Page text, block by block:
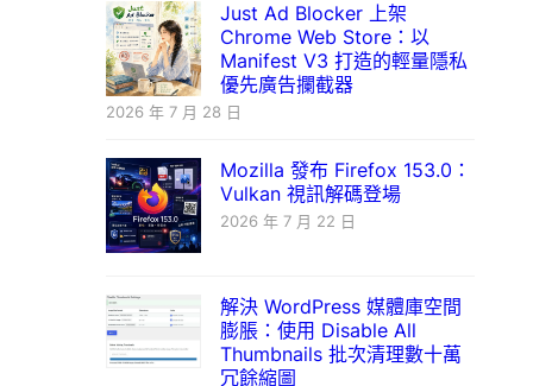
Just Ad Blocker 上架
Chrome Web Store：以
Manifest V3 打造的輕量隱私
優先廣告攔截器
2026 年 7 月 28 日
Mozilla 發布 Firefox 153.0：
Vulkan 視訊解碼登場
2026 年 7 月 22 日
解決 WordPress 媒體庫空間
膨脹：使用 Disable All
Thumbnails 批次清理數十萬
冗餘縮圖